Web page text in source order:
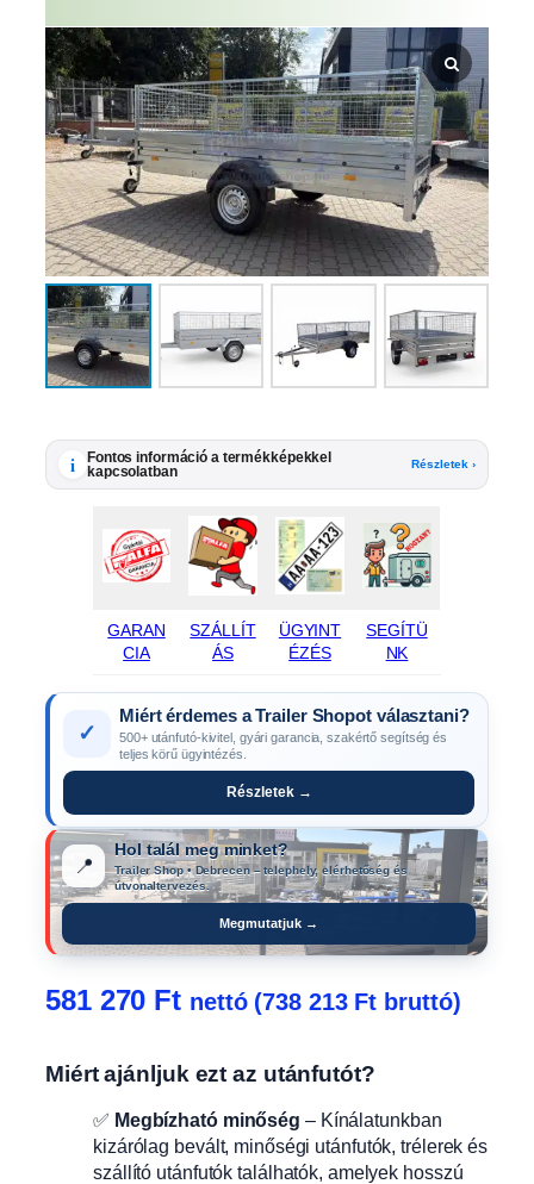
i
Fontos információ a termékképekkel
kapcsolatban
Részletek ›
GARAN
CIA
SZÁLLÍT
ÁS
ÜGYINT
ÉZÉS
SEGÍTÜ
NK
✓
Miért érdemes a Trailer Shopot választani?
500+ utánfutó-kivitel, gyári garancia, szakértő segítség és
teljes körű ügyintézés.
Részletek →
📍
Hol talál meg minket?
Trailer Shop • Debrecen – telephely, elérhetőség és
útvonaltervezés.
Megmutatjuk →
581 270 Ft nettó (738 213 Ft bruttó)
Miért ajánljuk ezt az utánfutót?
✅ Megbízható minőség – Kínálatunkban
kizárólag bevált, minőségi utánfutók, trélerek és
szállító utánfutók találhatók, amelyek hosszú